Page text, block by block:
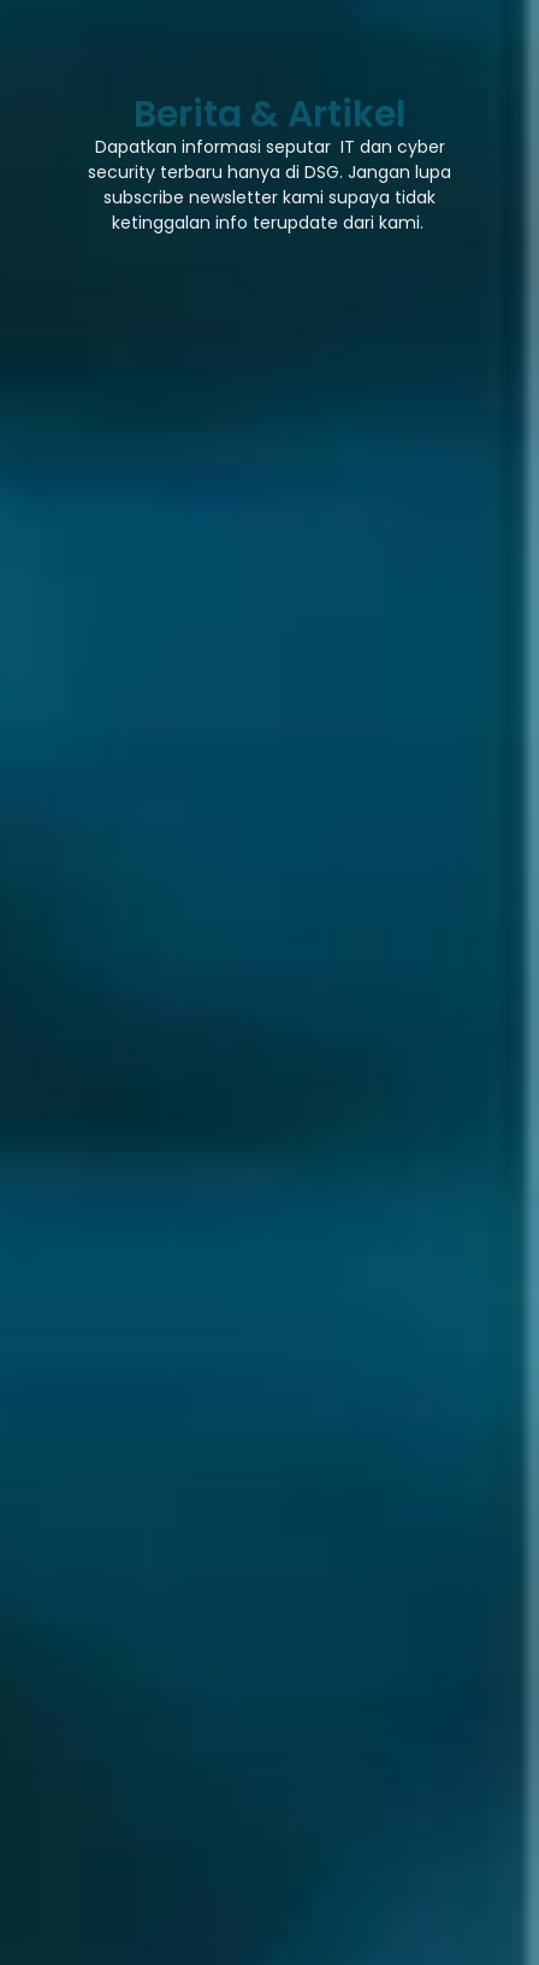
Berita & Artikel
Dapatkan informasi seputar IT dan cyber
security terbaru hanya di DSG. Jangan lupa
subscribe newsletter kami supaya tidak
ketinggalan info terupdate dari kami.